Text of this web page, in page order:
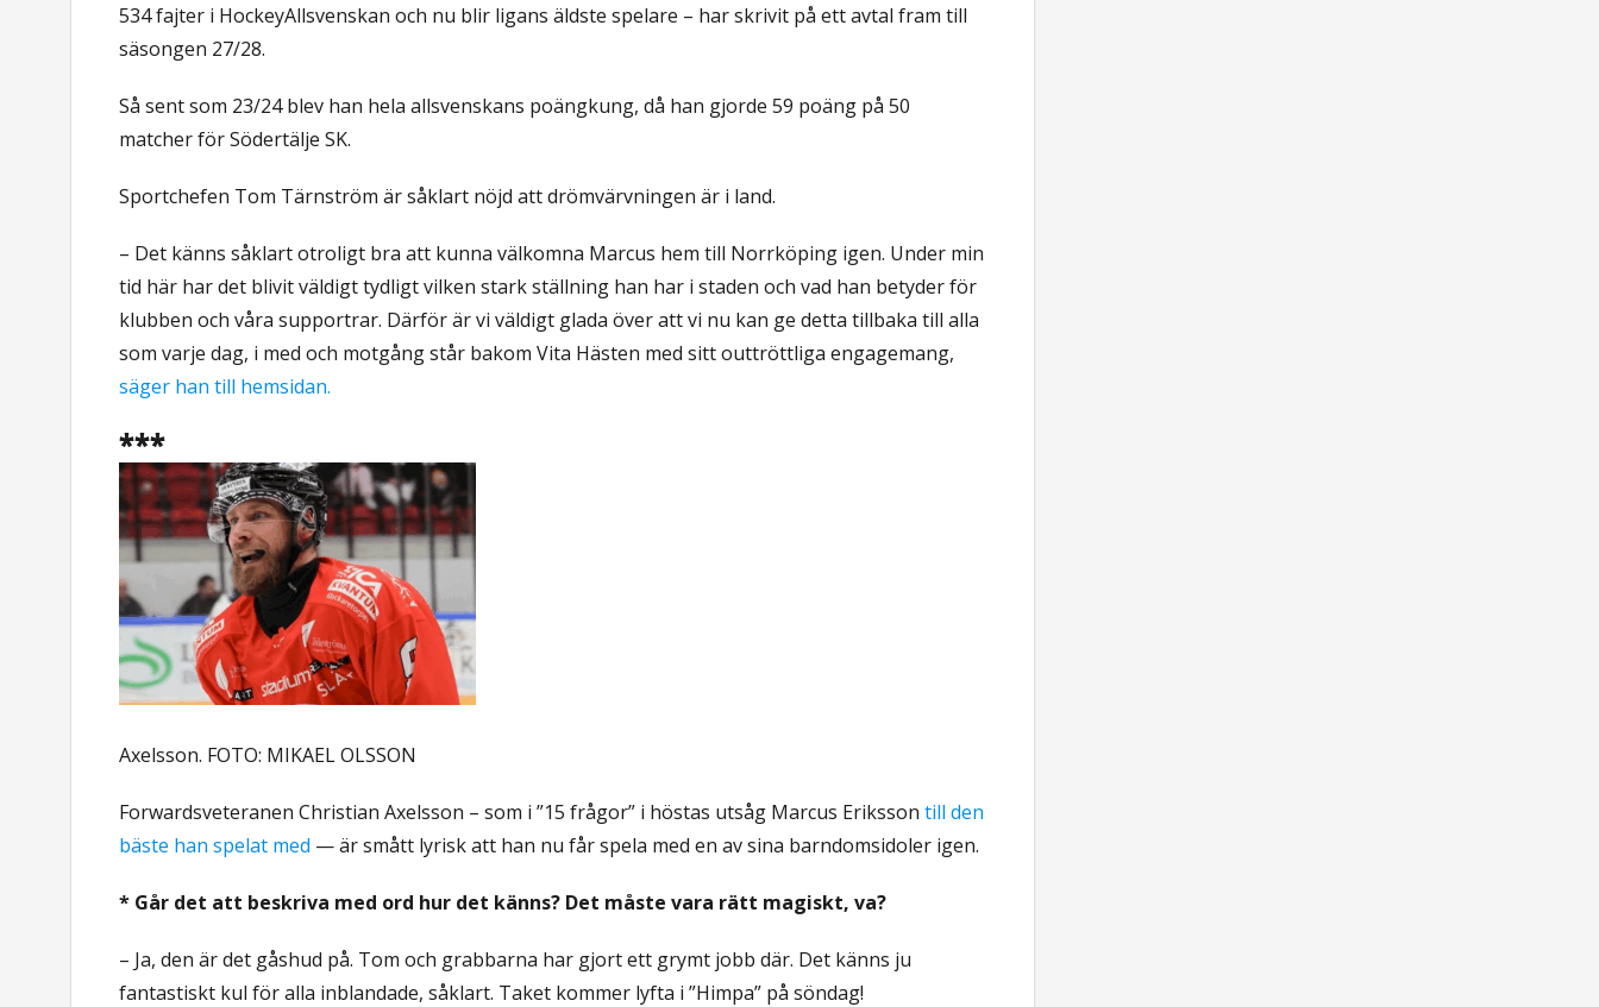
534 fajter i HockeyAllsvenskan och nu blir ligans äldste spelare – har skrivit på ett avtal fram till
säsongen 27/28.
Så sent som 23/24 blev han hela allsvenskans poängkung, då han gjorde 59 poäng på 50
matcher för Södertälje SK.
Sportchefen Tom Tärnström är såklart nöjd att drömvärvningen är i land.
– Det känns såklart otroligt bra att kunna välkomna Marcus hem till Norrköping igen. Under min
tid här har det blivit väldigt tydligt vilken stark ställning han har i staden och vad han betyder för
klubben och våra supportrar. Därför är vi väldigt glada över att vi nu kan ge detta tillbaka till alla
som varje dag, i med och motgång står bakom Vita Hästen med sitt outtröttliga engagemang,
säger han till hemsidan.
***
Axelsson. FOTO: MIKAEL OLSSON
Forwardsveteranen Christian Axelsson – som i ”15 frågor” i höstas utsåg Marcus Erikssontill den
bäste han spelat med — är smått lyrisk att han nu får spela med en av sina barndomsidoler igen.
* Går det att beskriva med ord hur det känns? Det måste vara rätt magiskt, va?
– Ja, den är det gåshud på. Tom och grabbarna har gjort ett grymt jobb där. Det känns ju
fantastiskt kul för alla inblandade, såklart. Taket kommer lyfta i ”Himpa” på söndag!